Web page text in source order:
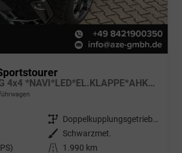
VZ 2.0 TSI DSG 4x4 *NAVI*LED*EL.KLAPPE*AHK*LHZ*TWA*
Getriebe
Doppelkupplungsgetriebe (DSG)
Außenfarbe Schwarzmet.
Kilometerstand
1.990 km